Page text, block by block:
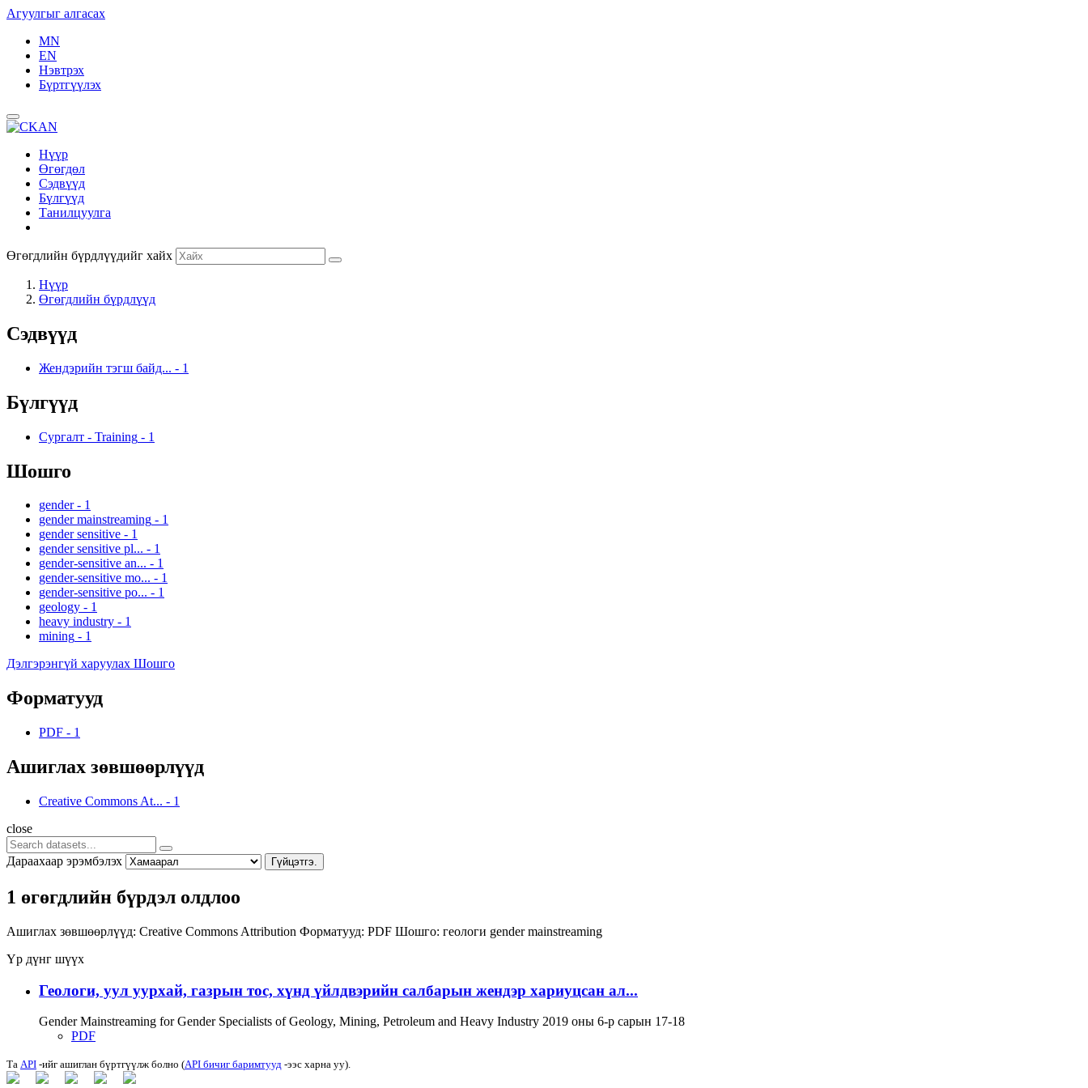
Агуулгыг алгасах
MN
EN
Нэвтрэх
Бүртгүүлэх
Нүүр
Өгөгдөл
Сэдвүүд
Бүлгүүд
Танилцуулга
Өгөгдлийн бүрдлүүдийг хайх
Нүүр
Өгөгдлийн бүрдлүүд
Сэдвүүд
Жендэрийн тэгш байд... - 1
Бүлгүүд
Сургалт - Training - 1
Шошго
gender - 1
gender mainstreaming - 1
gender sensitive - 1
gender sensitive pl... - 1
gender-sensitive an... - 1
gender-sensitive mo... - 1
gender-sensitive po... - 1
geology - 1
heavy industry - 1
mining - 1
Дэлгэрэнгүй харуулах Шошго
Форматууд
PDF - 1
Ашиглах зөвшөөрлүүд
Creative Commons At... - 1
close
Дараахаар эрэмбэлэх Гүйцэтгэ.
1 өгөгдлийн бүрдэл олдлоо
Ашиглах зөвшөөрлүүд: Creative Commons Attribution Форматууд: PDF Шошго: геологи gender mainstreaming
Үр дүнг шүүх
Геологи, уул уурхай, газрын тос, хүнд үйлдвэрийн салбарын жендэр хариуцсан ал...
Gender Mainstreaming for Gender Specialists of Geology, Mining, Petroleum and Heavy Industry 2019 оны 6-р сарын 17-18
PDF
Та API -ийг ашиглан бүртгүүлж болно (API бичиг баримтууд -ээс харна уу).